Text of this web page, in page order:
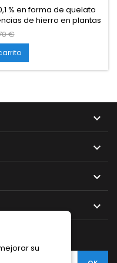
% en forma de quelato
de hierro en plantas
de clorofila y una
incluso en
con todo tipo
aplicarse...
€




su